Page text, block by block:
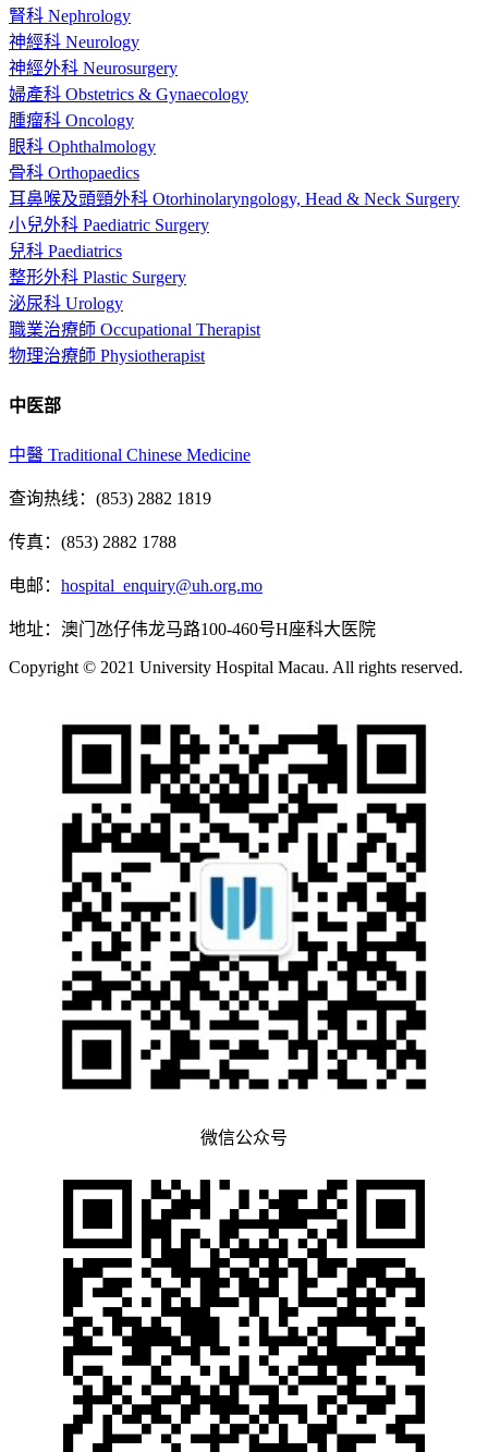
腎科 Nephrology
神經科 Neurology
神經外科 Neurosurgery
婦產科 Obstetrics & Gynaecology
腫瘤科 Oncology
眼科 Ophthalmology
骨科 Orthopaedics
耳鼻喉及頭頸外科 Otorhinolaryngology, Head & Neck Surgery
小兒外科 Paediatric Surgery
兒科 Paediatrics
整形外科 Plastic Surgery
泌尿科 Urology
職業治療師 Occupational Therapist
物理治療師 Physiotherapist
中医部
中醫 Traditional Chinese Medicine
查询热线：(853) 2882 1819
传真：(853) 2882 1788
电邮： hospital_enquiry@uh.org.mo
地址：澳门氹仔伟龙马路100-460号H座科大医院
Copyright © 2021 University Hospital Macau. All rights reserved.
微信公众号